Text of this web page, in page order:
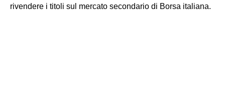
rivendere i titoli sul mercato secondario di Borsa italiana.